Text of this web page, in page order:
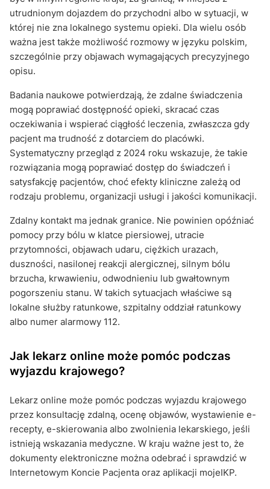
utrudnionym dojazdem do przychodni albo w sytuacji, w
której nie zna lokalnego systemu opieki. Dla wielu osób
ważna jest także możliwość rozmowy w języku polskim,
szczególnie przy objawach wymagających precyzyjnego
opisu.
Badania naukowe potwierdzają, że zdalne świadczenia
mogą poprawiać dostępność opieki, skracać czas
oczekiwania i wspierać ciągłość leczenia, zwłaszcza gdy
pacjent ma trudność z dotarciem do placówki.
Systematyczny przegląd z 2024 roku wskazuje, że takie
rozwiązania mogą poprawiać dostęp do świadczeń i
satysfakcję pacjentów, choć efekty kliniczne zależą od
rodzaju problemu, organizacji usługi i jakości komunikacji.
Zdalny kontakt ma jednak granice. Nie powinien opóźniać
pomocy przy bólu w klatce piersiowej, utracie
przytomności, objawach udaru, ciężkich urazach,
duszności, nasilonej reakcji alergicznej, silnym bólu
brzucha, krwawieniu, odwodnieniu lub gwałtownym
pogorszeniu stanu. W takich sytuacjach właściwe są
lokalne służby ratunkowe, szpitalny oddział ratunkowy
albo numer alarmowy 112.
Jak lekarz online może pomóc podczas
wyjazdu krajowego?
Lekarz online może pomóc podczas wyjazdu krajowego
przez konsultację zdalną, ocenę objawów, wystawienie e-
recepty, e-skierowania albo zwolnienia lekarskiego, jeśli
istnieją wskazania medyczne. W kraju ważne jest to, że
dokumenty elektroniczne można odebrać i sprawdzić w
Internetowym Koncie Pacjenta oraz aplikacji mojeIKP.